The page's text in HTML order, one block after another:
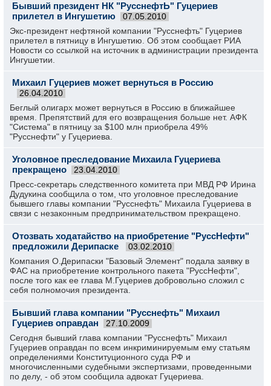
Бывший президент НК "РусснефтЬ" Гуцериев
прилетел в Ингушетию
07.05.2010
Экс-президент нефтяной компании "Русснефть" Гуцериев
прилетел в пятницу в Ингушетию. Об этом сообщает РИА
Новости со ссылкой на источник в администрации президента
Ингушетии.
Михаил Гуцериев может вернуться в Россию
26.04.2010
Беглый олигарх может вернуться в Россию в ближайшее
время. Препятствий для его возвращения больше нет. АФК
"Система" в пятницу за $100 млн приобрела 49%
"Русснефти" у Гуцериева.
Уголовное преследование Михаила Гуцериева
прекращено
23.04.2010
Пресс-секретарь следственного комитета при МВД РФ Ирина
Дудукина сообщила о том, что уголовное преследование
бывшего главы компании "Русснефть" Михаила Гуцериева в
связи с незаконным предпринимательством прекращено.
Отозвать ходатайство на приобретение "РуссНефти"
предложили Дерипаске
03.02.2010
Компания О.Дерипаски "Базовый Элемент" подала заявку в
ФАС на приобретение контрольного пакета "РуссНефти",
после того как ее глава М.Гуцериев добровольно сложил с
себя полномочия президента.
Бывший глава компании "Русснефть" Михаил
Гуцериев оправдан
27.10.2009
Сегодня бывший глава компании "Русснефть" Михаил
Гуцериев оправдан по всем инкриминируемым ему статьям
определениями Конституционного суда РФ и
многочисленными судебными экспертизами, проведенными
по делу, - об этом сообщила адвокат Гуцериева.